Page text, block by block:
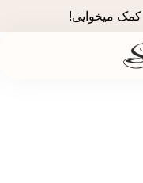
ساز همراه هدیه ببر!
کمک میخوایی!